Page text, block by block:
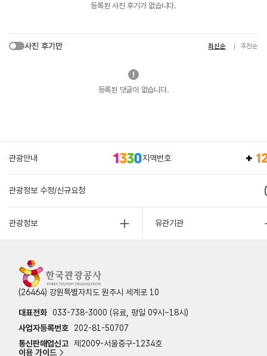
등록된 사진 후기가 없습니다.
사진 후기만 최신순 추천순
등록된 댓글이 없습니다.
관광안내 지역번호
관광정보 수정/신규요청
관광정보 유관기관
(26464) 강원특별자치도 원주시 세계로 10
대표전화 033-738-3000 (유료, 평일 09시~18시)
사업자등록번호
202-81-50707
통신판매업신고 제2009-서울중구-1234호
이용 가이드